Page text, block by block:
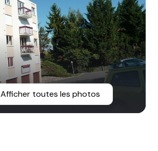
Afficher toutes les photos